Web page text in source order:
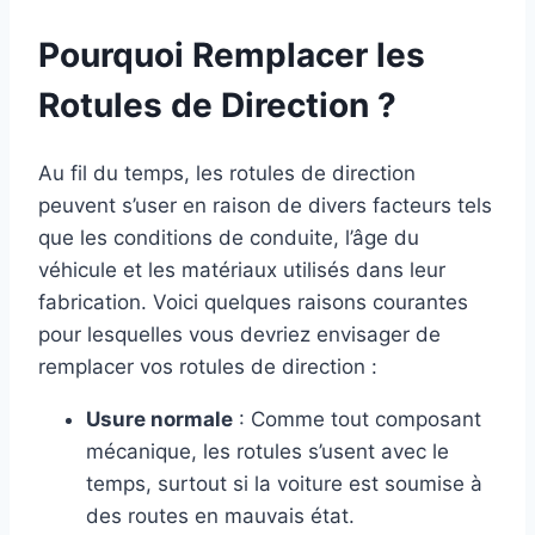
Pourquoi Remplacer les
Rotules de Direction ?
Au fil du temps, les rotules de direction
peuvent s’user en raison de divers facteurs tels
que les conditions de conduite, l’âge du
véhicule et les matériaux utilisés dans leur
fabrication. Voici quelques raisons courantes
pour lesquelles vous devriez envisager de
remplacer vos rotules de direction :
Usure normale : Comme tout composant
mécanique, les rotules s’usent avec le
temps, surtout si la voiture est soumise à
des routes en mauvais état.